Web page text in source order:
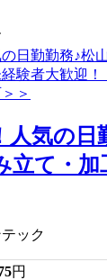
人気の日
立て・加
ック
円